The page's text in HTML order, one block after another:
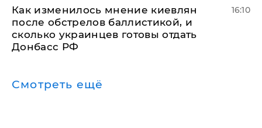
Как изменилось мнение киевлян
после обстрелов баллистикой, и
сколько украинцев готовы отдать
Донбасс РФ
16:10
Смотреть ещё